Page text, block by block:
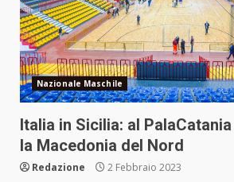
Nazionale Maschile
Italia in Sicilia: al
la Macedonia del Nord
Redazione 2 Febbraio 2023